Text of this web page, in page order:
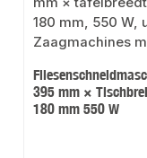
395 mm ×
180 mm 550 W